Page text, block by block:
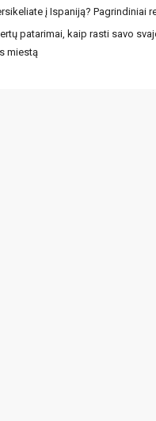
į Ispaniją? Pagrindiniai
patarimai, kaip rasti savo
miestą